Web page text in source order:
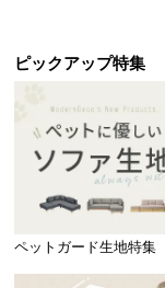
ピックアップ特集
ペットガード生地特集